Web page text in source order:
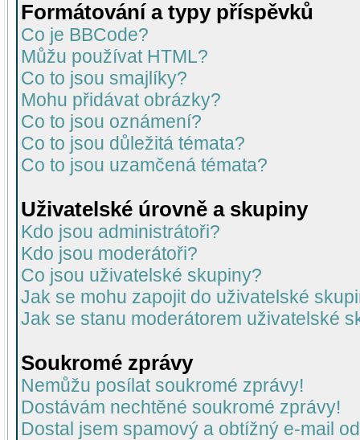
Formátování a typy příspěvků
Co je BBCode?
Můžu používat HTML?
Co to jsou smajlíky?
Mohu přidávat obrázky?
Co to jsou oznámení?
Co to jsou důležitá témata?
Co to jsou uzamčená témata?
Uživatelské úrovně a skupiny
Kdo jsou administrátoři?
Kdo jsou moderátoři?
Co jsou uživatelské skupiny?
Jak se mohu zapojit do uživatelské
Jak se stanu moderátorem uživatelské
Soukromé zprávy
Nemůžu posílat soukromé zprávy!
Dostávám nechtěné soukromé zprávy!
Dostal jsem spamový a obtížný e-mail